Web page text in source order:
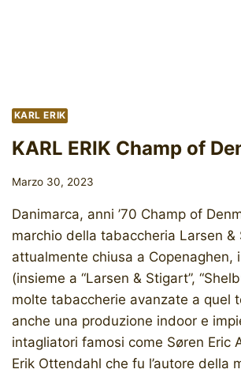
KARL ERIK
KARL ERIK Champ of
Marzo 30, 2023
Danimarca, anni ’70 Champ of
marchio della tabaccheria Larsen &
attualmente chiusa a Copenaghen,
(insieme a “Larsen & Stigart”,
molte tabaccherie avanzate a quel
anche una produzione indoor e
intagliatori famosi come Søren Eric
Erik Ottendahl che fu l’autore della